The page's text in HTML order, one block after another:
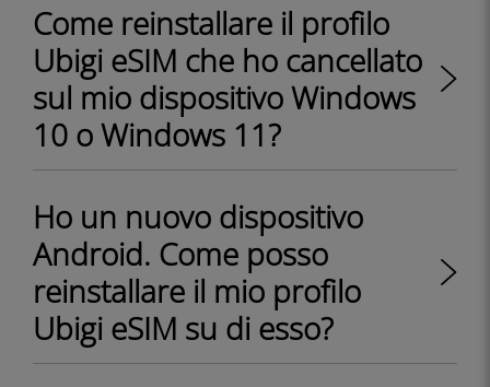
Come reinstallare il profilo
Ubigi eSIM che ho cancellato
sul mio dispositivo Windows
10 o Windows 11?
Ho un nuovo dispositivo
Android. Come posso
reinstallare il mio profilo
Ubigi eSIM su di esso?